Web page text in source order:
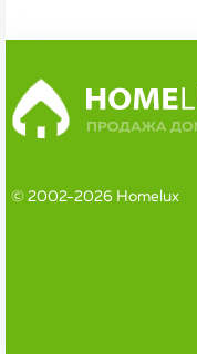
© 2002-2026 Homelux